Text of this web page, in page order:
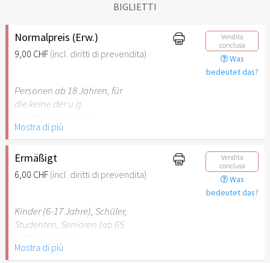
BIGLIETTI
Normalpreis (Erw.)
9,00 CHF (incl. diritti di prevendita)
Vendita
conclusa
Was
bedeutet das?
Personen ab 18 Jahren, für
die keine der u.g.
Mostra di più
Ermäßigt
6,00 CHF (incl. diritti di prevendita)
Vendita
conclusa
Was
bedeutet das?
Kinder (6-17 Jahre), Schüler,
Studenten, Senioren (ab 65
Behinderung (ab 50%),
Mostra di più